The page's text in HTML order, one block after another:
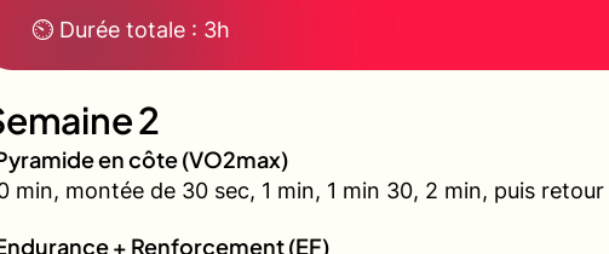
⏲ Durée totale : 3h
2
en côte (VO2max)
min, montée de 30 sec, 1 min, 1 min 30, 2 min, puis
+ Renforcement (EF)